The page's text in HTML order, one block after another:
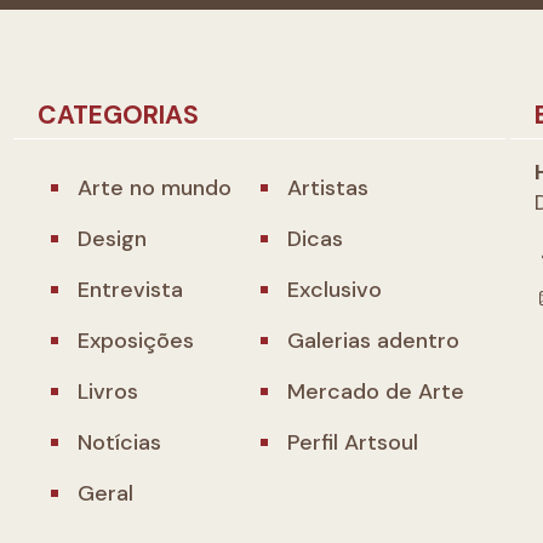
CATEGORIAS
Arte no mundo
Artistas
Design
Dicas
Entrevista
Exclusivo
Exposições
Galerias adentro
Livros
Mercado de Arte
Notícias
Perfil Artsoul
Geral